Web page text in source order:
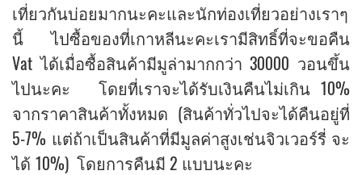
เที่ยวกันบ่อยมากนะคะและนักท่องเที่ยวอย่างเราๆ
นี้ ไปซื้อของที่เกาหลีนะคะเรามีสิทธิ์ที่จะขอคืน
Vat ได้เมื่อซื้อสินค้ามีมูล่ามากกว่า 30000 วอนขึ้น
ไปนะคะ โดยที่เราจะได้รับเงินคืนไม่เกิน 10%
จากราคาสินค้าทั้งหมด (สินค้าทั่วไปจะได้คืนอยู่ที่
5-7% แต่ถ้าเป็นสินค้าที่มีมูลค่าสูงเช่นจิวเวอร์รี่ จะ
ได้ 10%) โดยการคืนมี 2 แบบนะคะ